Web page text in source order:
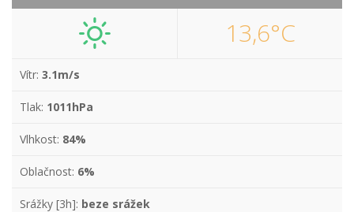
13,6°C
Vítr: 3.1m/s
Tlak: 1011hPa
Vlhkost: 84%
Oblačnost: 6%
Srážky [3h]: beze srážek